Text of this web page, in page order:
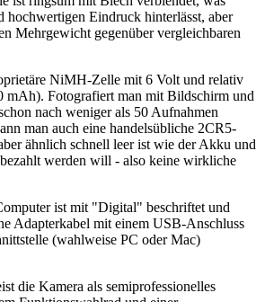
hochwertigen Eindruck hinterlässt, aber
Mehrgewicht gegenüber vergleichbaren
NiMH-Zelle mit 6 Volt und relativ
mAh). Fotografiert man mit Bildschirm und
nach weniger als 50 Aufnahmen
man auch eine handelsübliche 2CR5-
ähnlich schnell leer ist wie der Akku und
werden will - also keine wirkliche
ist mit "Digital" beschriftet und
Adapterkabel mit einem USB-Anschluss
(wahlweise PC oder Mac)
die Kamera als semiprofessionelles